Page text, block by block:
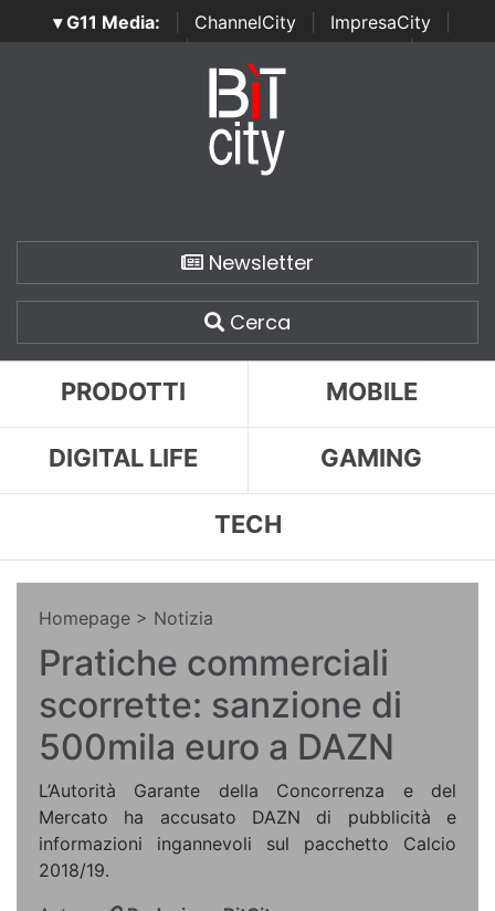
▾ G11 Media: ChannelCity ImpresaCity
SecurityOpenLab | Italian Channel Awards | Italian
Italian Security Awards
Newsletter
Cerca
PRODOTTI MOBILE
DIGITAL LIFE GAMING
TECH
Homepage > Notizia
Pratiche commerciali
scorrette: sanzione di
500mila euro a DAZN
L’Autorità Garante della Concorrenza e del
Mercato ha accusato DAZN di pubblicità e
informazioni ingannevoli sul pacchetto Calcio
2018/19.